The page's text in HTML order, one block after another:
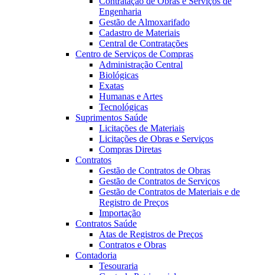
Engenharia
Gestão de Almoxarifado
Cadastro de Materiais
Central de Contratações
Centro de Serviços de Compras
Administração Central
Biológicas
Exatas
Humanas e Artes
Tecnológicas
Suprimentos Saúde
Licitações de Materiais
Licitações de Obras e Serviços
Compras Diretas
Contratos
Gestão de Contratos de Obras
Gestão de Contratos de Serviços
Gestão de Contratos de Materiais e de
Registro de Preços
Importação
Contratos Saúde
Atas de Registros de Preços
Contratos e Obras
Contadoria
Tesouraria